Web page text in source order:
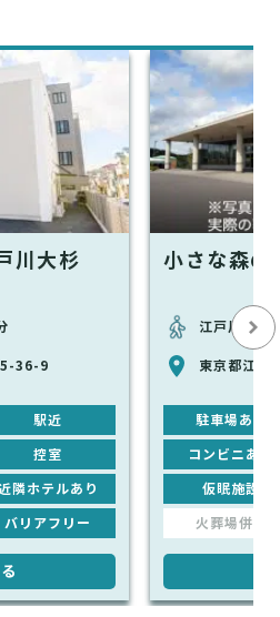
川大杉
5-36-9
駅近
控室
隣ホテルあり
バリアフリー
小さな森の
江戸川駅か
東京都江戸
駐車場あり
コンビニあり
仮眠施設
火葬場併設